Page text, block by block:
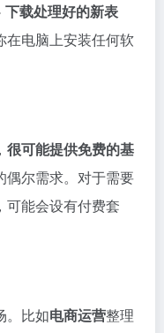
载处理好的新表
在电脑上安装任何软
很可能提供免费的基
偶尔需求。对于需要
可能会设有付费套
。比如电商运营整理